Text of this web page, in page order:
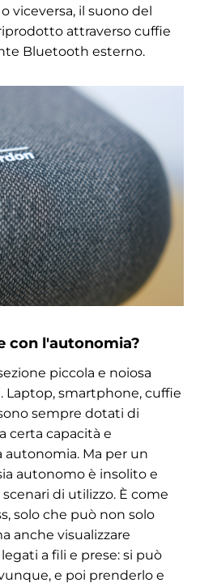
viceversa, il suono del
attraverso cuffie
Bluetooth esterno.
con l'autonomia?
piccola e noiosa
Laptop, smartphone, cuffie
sempre dotati di
certa capacità e
Ma per un
autonomo è insolito e
di utilizzo. È come
solo che può non solo
anche visualizzare
a fili e prese: si può
e poi prenderlo e